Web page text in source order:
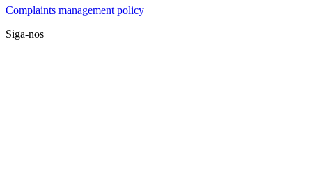
Complaints management policy
Siga-nos